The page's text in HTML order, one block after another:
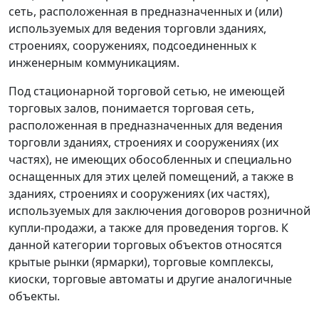
сеть, расположенная в предназначенных и (или)
используемых для ведения торговли зданиях,
строениях, сооружениях, подсоединенных к
инженерным коммуникациям.
Под стационарной торговой сетью, не имеющей
торговых залов, понимается торговая сеть,
расположенная в предназначенных для ведения
торговли зданиях, строениях и сооружениях (их
частях), не имеющих обособленных и специально
оснащенных для этих целей помещений, а также в
зданиях, строениях и сооружениях (их частях),
используемых для заключения договоров розничной
купли-продажи, а также для проведения торгов. К
данной категории торговых объектов относятся
крытые рынки (ярмарки), торговые комплексы,
киоски, торговые автоматы и другие аналогичные
объекты.